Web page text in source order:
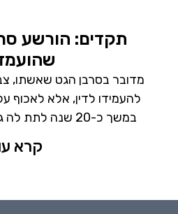
תקדים: הורשע
מדובר בסרבן הגט שאשתו,
להעמידו לדין, אלא לאכוף
במשך כ-20 שנה לתת לה גט 08 באפריל 2019בית
קרא